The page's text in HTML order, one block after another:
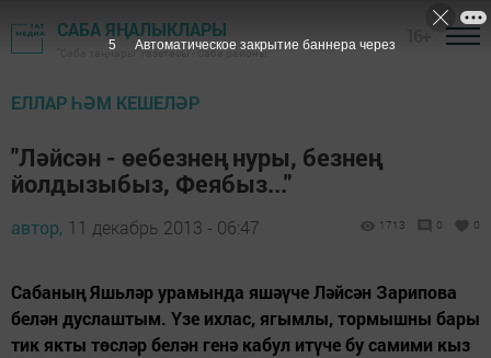
САБА ЯҢАЛЫКЛАРЫ
"Саба таңнары" газетасы - Саба районы
ЕЛЛАР ҺӘМ КЕШЕЛӘР
"Ләйсән - өебезнең нуры, безнең
йолдызыбыз, Феябыз..."
автор, 11 декабрь 2013 - 06:47 1713 0 0
Сабаның Яшьләр урамында яшәүче Ләйсән Зарипова
белән дуслаштым. Үзе ихлас, ягымлы, тормышны бары
тик якты төсләр белән генә кабул итүче бу самими кыз
4 Автоматическое закрытие баннера через